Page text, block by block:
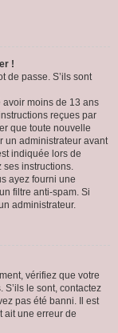
!
de passe. S’ils sont
avoir moins de 13 ans
reçues par
que toute nouvelle
un administrateur avant
indiquée lors de
ses instructions.
ayez fourni une
filtre anti-spam. Si
administrateur.
vérifiez que votre
S’ils le sont, contactez
pas été banni. Il est
ait une erreur de